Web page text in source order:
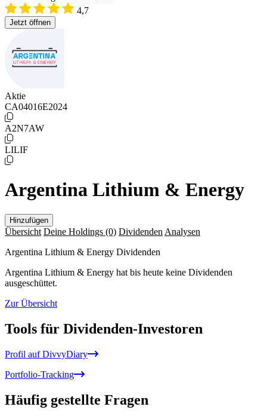
4,7
Jetzt öffnen
Aktie
CA04016E2024
A2N7AW
LILIF
Argentina Lithium & Energy
Hinzufügen
Übersicht Deine Holdings (0) Dividenden Analysen
Argentina Lithium & Energy Dividenden
Argentina Lithium & Energy hat bis heute keine Dividenden
ausgeschüttet.
Zur Übersicht
Tools für Dividenden-Investoren
Profil auf DivvyDiary
Portfolio-Tracking
Häufig gestellte Fragen